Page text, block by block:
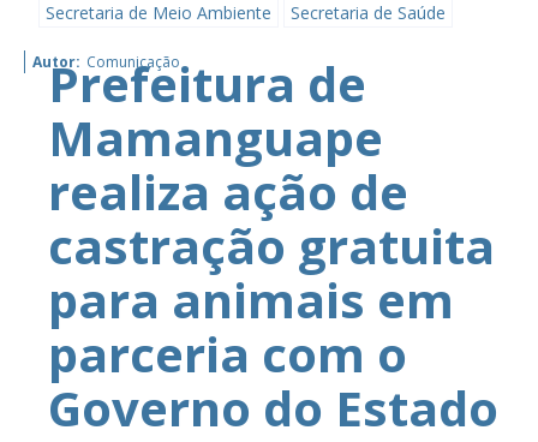
Secretaria de Meio Ambiente Secretaria de Saúde
Autor: Comunicação
Prefeitura de
Mamanguape
realiza ação de
castração gratuita
para animais em
parceria com o
Governo do Estado